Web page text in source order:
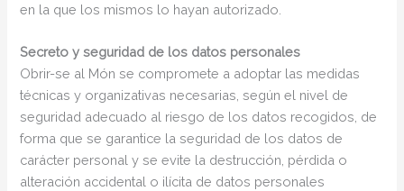
en la que los mismos lo hayan autorizado.
Secreto y seguridad de los datos personales
Obrir-se al Món se compromete a adoptar las medidas
técnicas y organizativas necesarias, según el nivel de
seguridad adecuado al riesgo de los datos recogidos, de
forma que se garantice la seguridad de los datos de
carácter personal y se evite la destrucción, pérdida o
alteración accidental o ilícita de datos personales